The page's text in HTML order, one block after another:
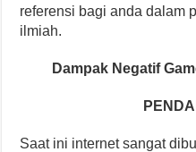
referensi bagi anda dalam
ilmiah.
Dampak Negatif
Saat ini internet sangat